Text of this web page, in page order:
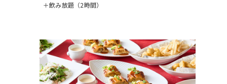
＋飲み放題（2時間）